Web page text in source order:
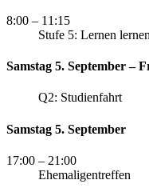
8:00 – 11:15
Stufe 5: Lernen lernen
Samstag 5. September –
Q2: Studienfahrt
Samstag 5. September
17:00 – 21:00
Ehemaligentreffen